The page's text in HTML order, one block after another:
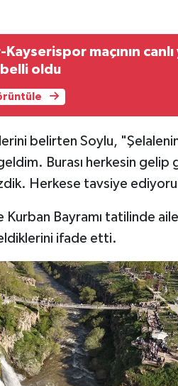
maçının canlı
oldu
belirten Soylu,
geldim. Burası herkesin
Herkese tavsiye
Kurban Bayramı tatilinde
ifade etti.